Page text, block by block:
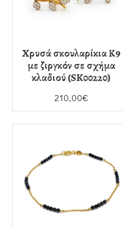
Χρυσά σκουλαρίκια Κ9
με ζιργκόν σε σχήμα
κλαδιού (SK00220)
210,00€